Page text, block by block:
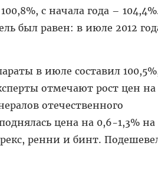
с начала года –
был равен: в июле 2012
в июле составил
отмечают рост цен на
отечественного
цена на 0,6-1,3% на
ренни и бинт.